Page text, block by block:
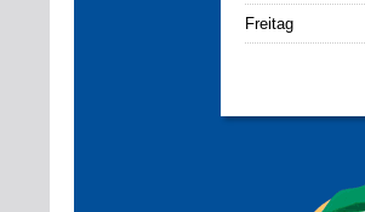
Freitag